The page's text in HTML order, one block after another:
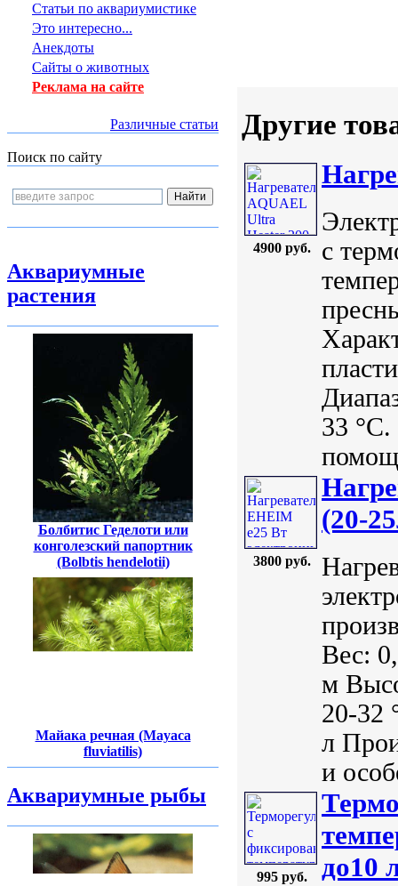
Статьи по аквариумистике
Это интересно...
Анекдоты
Сайты о животных
Реклама на сайте
Различные статьи
Поиск по сайту
Аквариумные
растения
Болбитис Геделоти или
конголезский папортник
(Bolbtis hendelotii)
Майака речная (Mayaca
fluviatilis)
Аквариумные рыбы
Другие
4900 руб.
с
33 °С.
3800 руб.
(20-
Вес:
м
20-32
л
и
995 руб.
до10